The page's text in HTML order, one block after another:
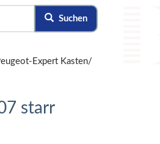
Suchen
Expert Kasten/
starr